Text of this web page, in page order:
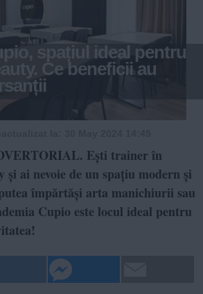
spațiul ideal pentru
Ce beneficii au
Ești trainer în
și ai nevoie de un spațiu modern și
împărtăși arta manichiurii sau
Cupio este locul ideal pentru